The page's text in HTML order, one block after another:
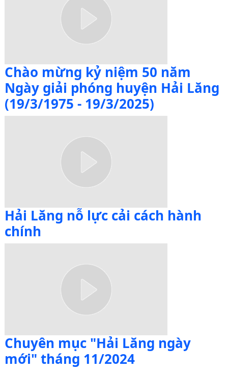
Chào mừng kỷ niệm 50 năm
Ngày giải phóng huyện Hải Lăng
(19/3/1975 - 19/3/2025)
Hải Lăng nỗ lực cải cách hành
chính
Chuyên mục "Hải Lăng ngày
mới" tháng 11/2024